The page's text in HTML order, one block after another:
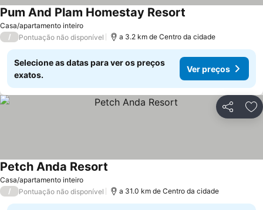
Casa/apartamento inteiro
Pum And Plam Homestay Resort
/ Pontuação não disponível a 3.2 km de Centro da cidade
Selecione as datas para ver os preços
exatos.
Ver preços
Partilhar
Casa/apartamento inteiro
Petch Anda Resort
/ Pontuação não disponível a 31.0 km de Centro da cidade